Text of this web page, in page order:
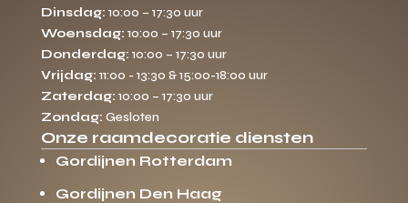
Dinsdag: 10:00 – 17:30 uur
Woensdag: 10:00 – 17:30 uur
Donderdag: 10:00 – 17:30 uur
Vrijdag: 11:00 - 13:30 & 15:00-18:00 uur
Zaterdag: 10:00 – 17:30 uur
Zondag: Gesloten
Onze raamdecoratie diensten
Gordijnen Rotterdam
Gordijnen Den Haag